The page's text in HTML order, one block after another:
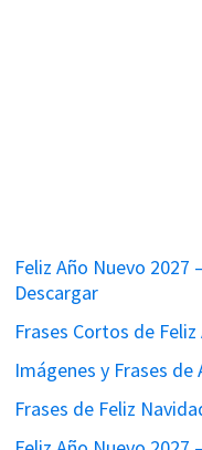
Feliz Año Nuevo 2027
Descargar
Frases Cortos de
Imágenes y Frases
Frases de Feliz